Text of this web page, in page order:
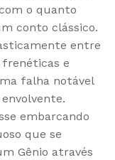
o quanto
conto clássico.
entre
frenéticas e
falha notável
embarcando
que se
Gênio através